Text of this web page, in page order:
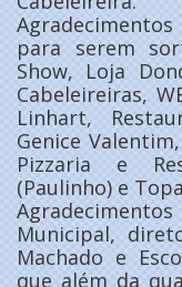
para serem
Show, Loja
Cabeleireiras,
Linhart,
Genice
Pizzaria e
(Paulinho) e
Municipal,
Machado e
que além da